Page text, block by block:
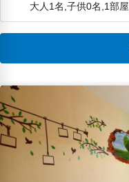
大人1名,子供0名,1部屋